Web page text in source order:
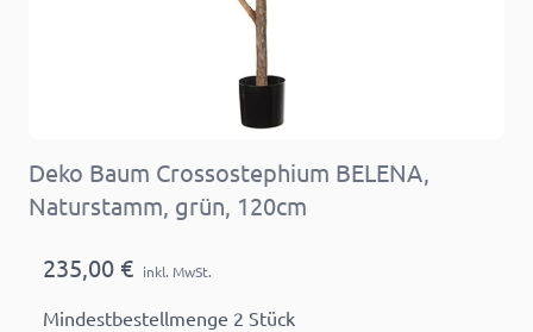
Deko Baum Crossostephium BELENA,
Naturstamm, grün, 120cm
235,00 € inkl. MwSt.
Mindestbestellmenge 2 Stück